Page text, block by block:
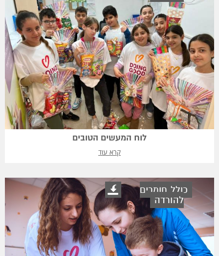
לוח המעשים הטובים
קרא עוד
כולל חומרים
להורדה